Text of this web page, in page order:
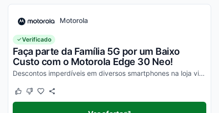
Motorola
Verificado
Faça parte da Família 5G por um Baixo
Custo com o Motorola Edge 30 Neo!
Descontos imperdíveis em diversos smartphones na loja virtual, incluindo o Moto Edge 30 Neo. Confira!
Este cupom funcionou
Este cupom não funcionou